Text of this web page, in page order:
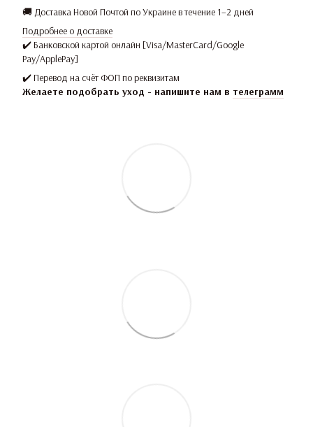
🚚 Доставка Новой Почтой по Украине в течение 1–2 дней
Подробнее о доставке
✔️ Банковской картой онлайн [Visa/MasterCard/Google
Pay/ApplePay]
✔️ Перевод на счёт ФОП по реквизитам
Желаете подобрать уход - напишите нам в телеграмм